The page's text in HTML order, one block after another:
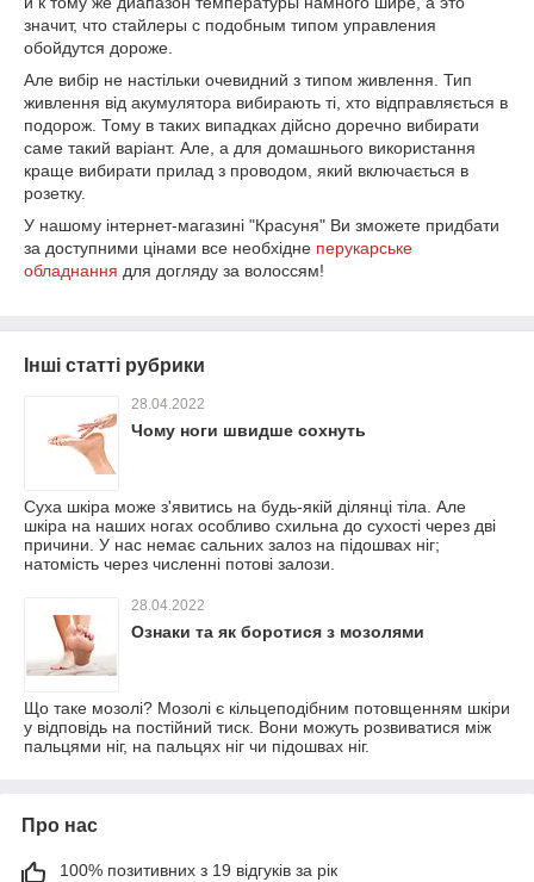
значит, что стайлеры с подобным типом управления
обойдутся дороже.
Але вибір не настільки очевидний з типом живлення. Тип
живлення від акумулятора вибирають ті, хто відправляється в
подорож. Тому в таких випадках дійсно доречно вибирати
саме такий варіант. Але, а для домашнього використання
краще вибирати прилад з проводом, який включається в
розетку.
У нашому інтернет-магазині "Красуня" Ви зможете придбати
за доступними цінами все необхідне перукарське
обладнання для догляду за волоссям!
Інші статті рубрики
28.04.2022
Чому ноги швидше сохнуть
Суха шкіра може з'явитись на будь-якій ділянці тіла. Але
шкіра на наших ногах особливо схильна до сухості через дві
причини. У нас немає сальних залоз на підошвах ніг;
натомість через численні потові залози.
28.04.2022
Ознаки та як боротися з мозолями
Що таке мозолі? Мозолі є кільцеподібним потовщенням шкіри
у відповідь на постійний тиск. Вони можуть розвиватися між
пальцями ніг, на пальцях ніг чи підошвах ніг.
Про нас
100% позитивних з 19 відгуків за рік